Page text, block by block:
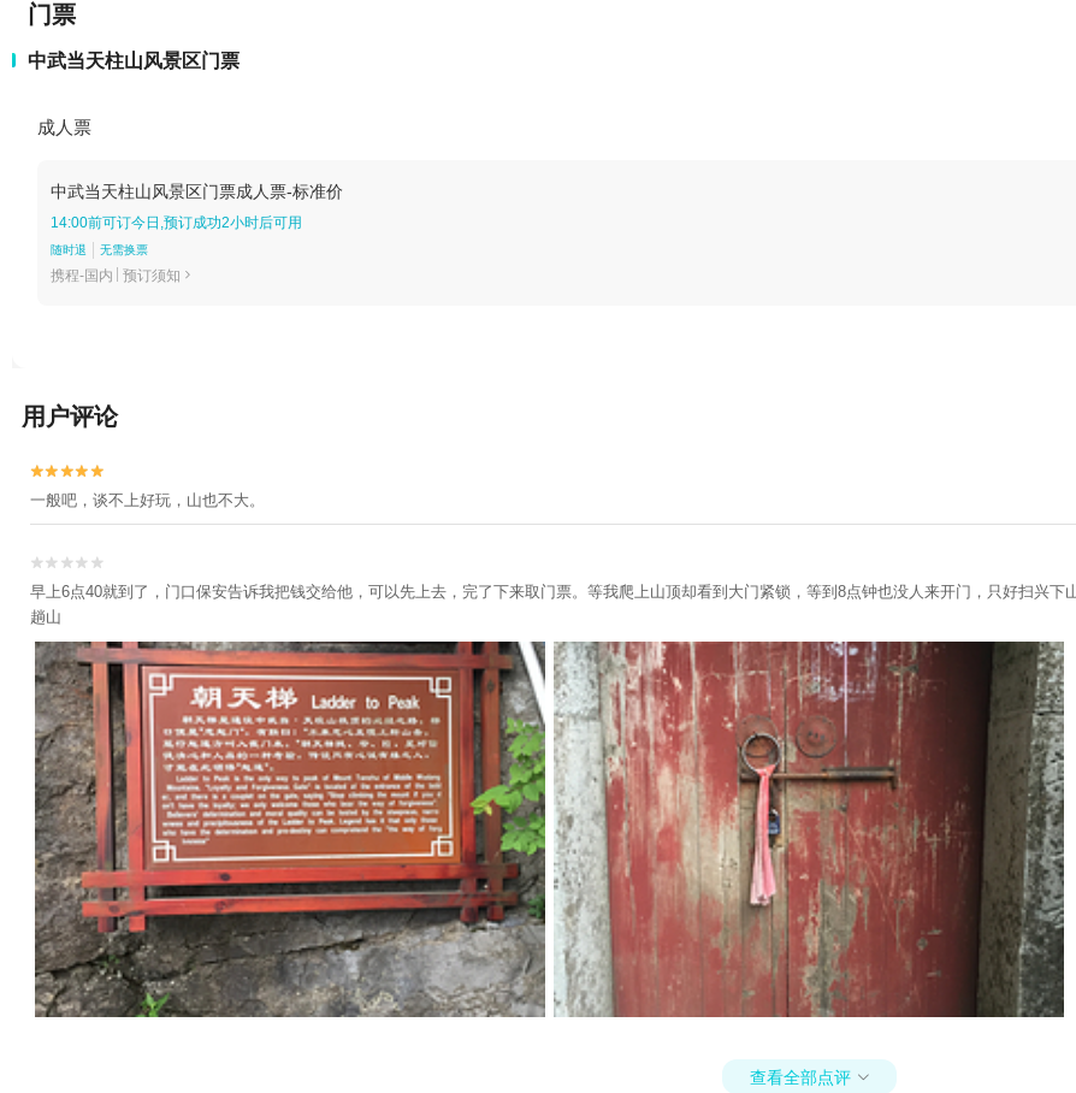
门票
中武当天柱山风景区门票
成人票
中武当天柱山风景区门票成人票-标准价
14:00前可订今日,预订成功2小时后可用
随时退 无需换票
携程-国内 预订须知 
用户评论


一般吧，谈不上好玩，山也不大。


早上6点40就到了，门口保安告诉我把钱交给他，可以先上去，完了下来取门票。等我爬上山顶却看到大门紧锁，等到8点钟也没人来开门，只好扫兴
趟山
查看全部点评 